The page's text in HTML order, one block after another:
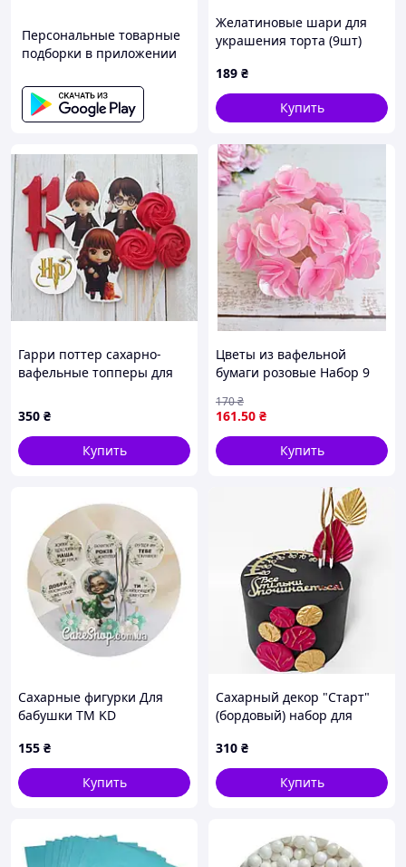
Персональные товарные
подборки в приложении
Желатиновые шари для
украшения торта (9шт)
189 ₴
Купить
Гарри поттер сахарно-
вафельные топперы для
350 ₴
Купить
Цветы из вафельной
бумаги розовые Набор 9
161.50 ₴
170₴
Купить
Сахарные фигурки Для
бабушки ТМ KD
155 ₴
Купить
Сахарный декор "Старт"
(бордовый) набор для
Кондекортех
310 ₴
Купить